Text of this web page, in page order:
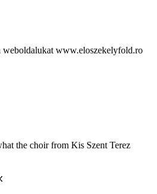
www.eloszekelyfold.ro
the choir from Kis Szent Terez